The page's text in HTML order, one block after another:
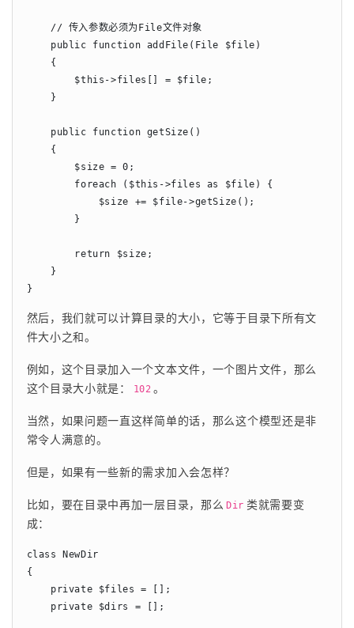
    // 传入参数必须为File文件对象
    public function addFile(File $file)
    {
        $this->files[] = $file;
    }
    public function getSize()
    {
        $size = 0;
        foreach ($this->files as $file) {
            $size += $file->getSize();
        }
        return $size;
    }
}
然后，我们就可以计算目录的大小，它等于目录下所有文
件大小之和。
例如，这个目录加入一个文本文件，一个图片文件，那么
这个目录大小就是：
102 。
当然，如果问题一直这样简单的话，那么这个模型还是非
常令人满意的。
但是，如果有一些新的需求加入会怎样？
比如，要在目录中再加一层目录，那么 Dir 类就需要变
成：
class NewDir
{
    private $files = [];
    private $dirs = [];